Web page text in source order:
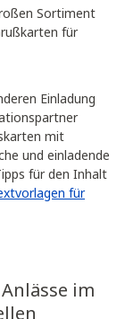
Sortiment
für
Einladung
mit
und einladende
für den Inhalt
für
im